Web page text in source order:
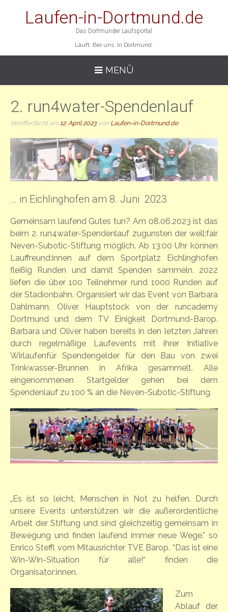
Laufen-in-Dortmund.de
Das Dortmunder Laufsportal
Läuft. Bei uns. In Dortmund.
MENÜ
2. run4water-Spendenlauf
Veröffentlicht am 12. April 2023von Laufen-in-Dortmund.de
… in Eichlinghofen am 8. Juni 2023
Gemeinsam laufend Gutes tun? Am 08.06.2023 ist das
beim 2. run4water-Spendenlauf zugunsten der well:fair
Neven-Subotic-Stiftung möglich. Ab 13:00 Uhr können
Lauffreund:innen auf dem Sportplatz Eichlinghofen
fleißig Runden und damit Spenden sammeln. 2022
liefen die über 100 Teilnehmer rund 1000 Runden auf
der Stadionbahn. Organisiert wir das Event von Barbara
Dahlmann, Oliver Hauptstock von der runcademy
Dortmund und dem TV Einigkeit Dortmund-Barop.
Barbara und Oliver haben bereits in den letzten Jahren
durch regelmäßige Laufevents mit ihrer Initiative
Wirlaufenfür Spendengelder für den Bau von zwei
Trinkwasser-Brunnen in Afrika gesammelt. Alle
eingenommenen Startgelder gehen bei dem
Spendenlauf zu 100 % an die Neven-Subotic-Stiftung.
„Es ist so leicht, Menschen in Not zu helfen. Durch
unsere Events unterstützen wir die außerordentliche
Arbeit der Stiftung und sind gleichzeitig gemeinsam in
Bewegung und finden laufend immer neue Wege.” so
Enrico Steffl vom Mitausrichter TVE Barop. “Das ist eine
Win-Win-Situation für alle!“ finden die
Organisator:innen.
Zum
Ablauf der